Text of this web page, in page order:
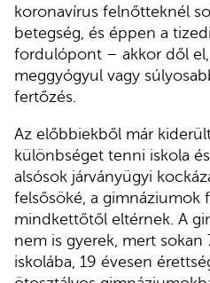
koronavírus felnőtteknél
betegség, és éppen a
fordulópont – akkor dől
meggyógyul vagy
fertőzés.
Az előbbiekből már
különbséget tenni iskola
alsósok járványügyi
felsősöké, a gimnáziumok
mindkettőtől eltérnek. A
nem is gyerek, mert sokan
iskolába, 19 évesen